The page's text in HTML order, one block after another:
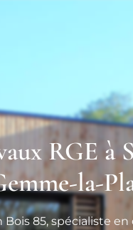
RGE à
la-
Bois 85, spécialiste